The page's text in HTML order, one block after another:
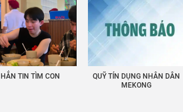
TIN TÌM CON
QUỸ TÍN DỤNG NHÂN DÂN
MEKONG